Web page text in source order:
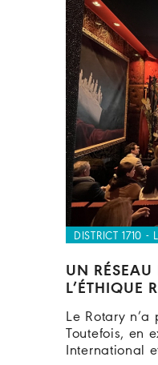
DISTRICT 1710
UN RÉSEAU
L’ÉTHIQUE
Le Rotary
Toutefois, en
International